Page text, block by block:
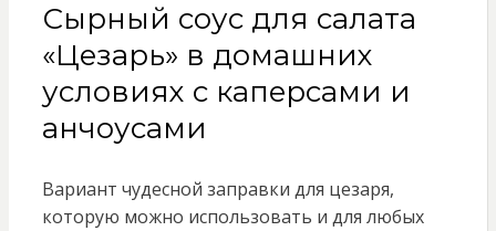
Сырный соус для салата
«Цезарь» в домашних
условиях с каперсами и
анчоусами
Вариант чудесной заправки для цезаря,
которую можно использовать и для любых